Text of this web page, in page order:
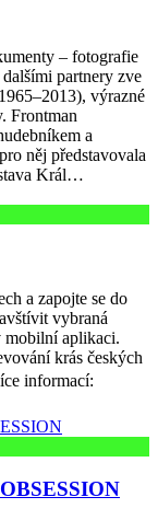
– fotografie
partnery zve
výrazné
Frontman
a
něj představovala
Král…
a zapojte se do
vybraná
mobilní aplikaci.
krás českých
informací: